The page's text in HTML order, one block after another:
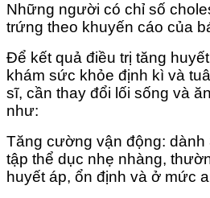
Những người có chỉ số
trứng theo khuyến cáo của
Để kết quả điều trị tăng
khám sức khỏe định kì và
sĩ, cần thay đổi lối sống và
như:
Tăng cường vận động: dành
tập thể dục nhẹ nhàng,
huyết áp, ổn định và ở mức